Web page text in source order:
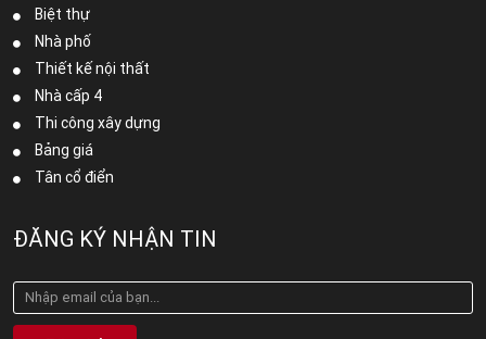
Biệt thự
Nhà phố
Thiết kế nội thất
Nhà cấp 4
Thi công xây dựng
Bảng giá
Tân cổ điển
ĐĂNG KÝ NHẬN TIN